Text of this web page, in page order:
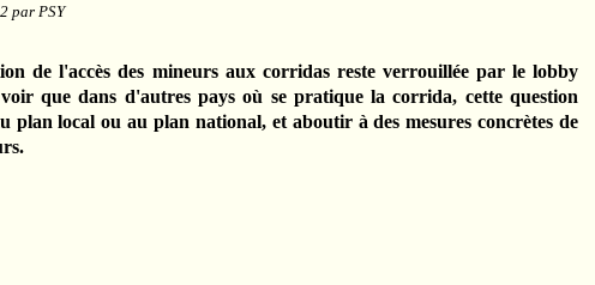
par PSY
de l'accès des mineurs aux corridas reste verrouillée par le lobby
que dans d'autres pays où se pratique la corrida, cette question
plan local ou au plan national, et aboutir à des mesures concrètes de